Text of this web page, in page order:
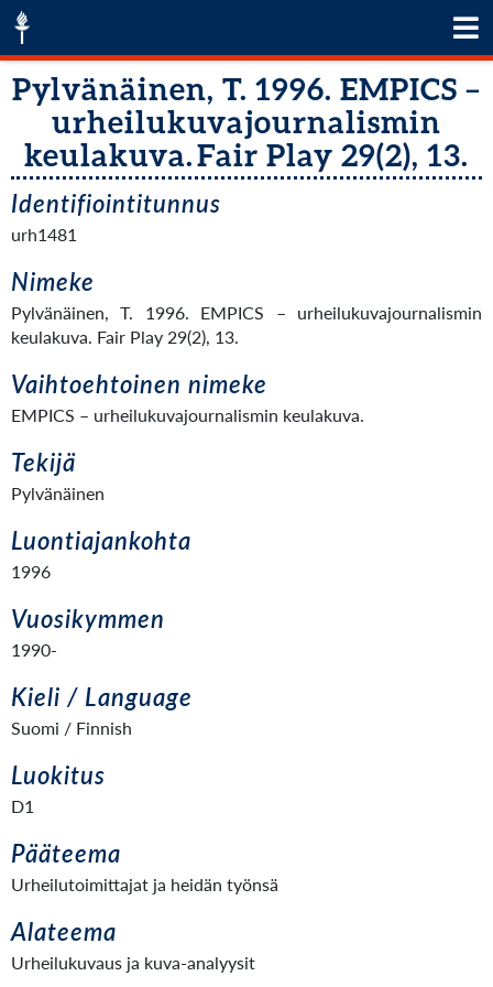
Pylvänäinen, T. 1996. EMPICS –
urheilukuvajournalismin
keulakuva. Fair Play 29(2), 13.
Identifiointitunnus
urh1481
Nimeke
Pylvänäinen, T. 1996. EMPICS – urheilukuvajournalismin
keulakuva. Fair Play 29(2), 13.
Vaihtoehtoinen nimeke
EMPICS – urheilukuvajournalismin keulakuva.
Tekijä
Pylvänäinen
Luontiajankohta
1996
Vuosikymmen
1990-
Kieli / Language
Suomi / Finnish
Luokitus
D1
Pääteema
Urheilutoimittajat ja heidän työnsä
Alateema
Urheilukuvaus ja kuva-analyysit